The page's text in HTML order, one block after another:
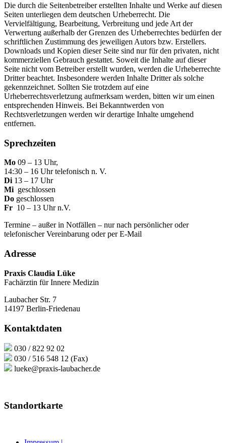
Die durch die Seitenbetreiber erstellten Inhalte und Werke auf diesen
Seiten unterliegen dem deutschen Urheberrecht. Die
Vervielfältigung, Bearbeitung, Verbreitung und jede Art der
Verwertung außerhalb der Grenzen des Urheberrechtes bedürfen der
schriftlichen Zustimmung des jeweiligen Autors bzw. Erstellers.
Downloads und Kopien dieser Seite sind nur für den privaten, nicht
kommerziellen Gebrauch gestattet. Soweit die Inhalte auf dieser
Seite nicht vom Betreiber erstellt wurden, werden die Urheberrechte
Dritter beachtet. Insbesondere werden Inhalte Dritter als solche
gekennzeichnet. Sollten Sie trotzdem auf eine
Urheberrechtsverletzung aufmerksam werden, bitten wir um einen
entsprechenden Hinweis. Bei Bekanntwerden von
Rechtsverletzungen werden wir derartige Inhalte umgehend
entfernen.
Sprechzeiten
Mo 09 – 13 Uhr,
14:30 – 16 Uhr telefonisch n. V.
Di 13 – 17 Uhr
Mi geschlossen
Do geschlossen
Fr 10 – 13 Uhr n.V.
Termine – außer in Notfällen – nur nach persönlicher oder
telefonischer Vereinbarung oder per E-Mail
Adresse
Praxis Claudia Lüke
Fachärztin für Innere Medizin
Laubacher Str. 7
14197 Berlin-Friedenau
Kontaktdaten
030 / 822 92 02
030 / 516 548 12 (Fax)
lueke@praxis-laubacher.de
Standortkarte